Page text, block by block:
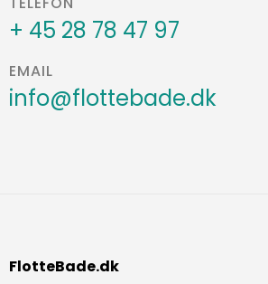
+ 45 28 78 47 97
EMAIL
info@flottebade.dk
FlotteBade.dk